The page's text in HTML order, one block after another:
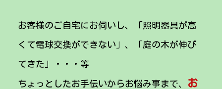
お客様のご自宅にお伺いし、「照明器具が高
くて電球交換ができない」、「庭の木が伸び
てきた」・・・等
ちょっとしたお手伝いからお悩み事まで、
お